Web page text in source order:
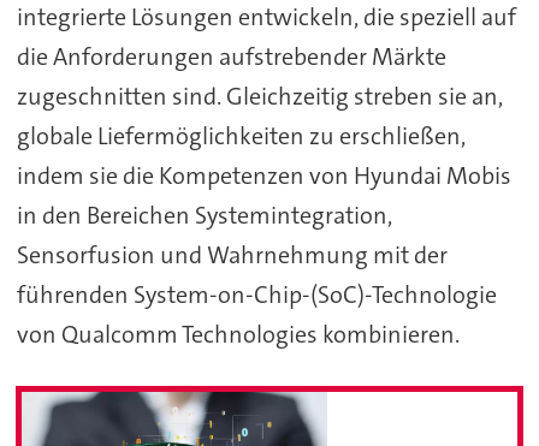
integrierte Lösungen entwickeln, die speziell auf
die Anforderungen aufstrebender Märkte
zugeschnitten sind. Gleichzeitig streben sie an,
globale Liefermöglichkeiten zu erschließen,
indem sie die Kompetenzen von Hyundai Mobis
in den Bereichen Systemintegration,
Sensorfusion und Wahrnehmung mit der
führenden System-on-Chip-(SoC)-Technologie
von Qualcomm Technologies kombinieren.